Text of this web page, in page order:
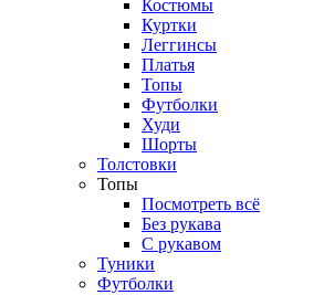
Костюмы
Куртки
Леггинсы
Платья
Топы
Футболки
Худи
Шорты
Толстовки
Топы
Посмотреть всё
Без рукава
С рукавом
Туники
Футболки